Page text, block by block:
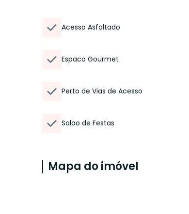
Acesso Asfaltado
Espaco Gourmet
Perto de Vias de Acesso
Salao de Festas
Mapa do imóvel